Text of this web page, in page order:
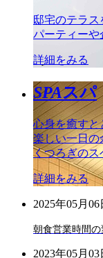
邸宅のテラス
パーティーや
詳細をみる
SPAスパ
心身を癒すと
楽しい一日の
くつろぎのス
詳細をみる
2025年05月06
朝食営業時間の
2023年05月03